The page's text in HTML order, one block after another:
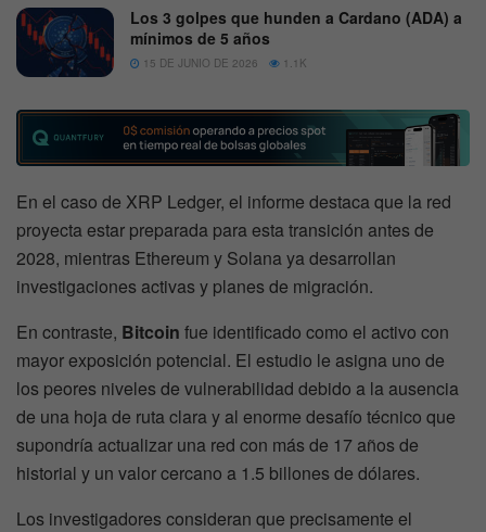
Los 3 golpes que hunden a Cardano (ADA) a
mínimos de 5 años
15 DE JUNIO DE 2026 1.1K
En el caso de XRP Ledger, el informe destaca que la red
proyecta estar preparada para esta transición antes de
2028, mientras Ethereum y Solana ya desarrollan
investigaciones activas y planes de migración.
En contraste, Bitcoin fue identificado como el activo con
mayor exposición potencial. El estudio le asigna uno de
los peores niveles de vulnerabilidad debido a la ausencia
de una hoja de ruta clara y al enorme desafío técnico que
supondría actualizar una red con más de 17 años de
historial y un valor cercano a 1.5 billones de dólares.
Los investigadores consideran que precisamente el